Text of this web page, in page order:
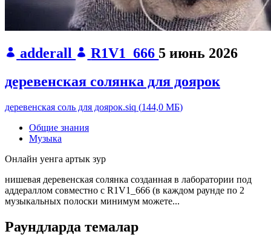
adderall R1V1_666 5 июнь 2026
деревенская солянка для доярок
деревенская соль для доярок.siq (144,0 МБ)
Общие знания
Музыка
Онлайн уенга артык зур
нишевая деревенская солянка созданная в лаборатории под
аддераллом совместно с R1V1_666 (в каждом раунде по 2
музыкальных полоски минимум можете...
Раундларда темалар